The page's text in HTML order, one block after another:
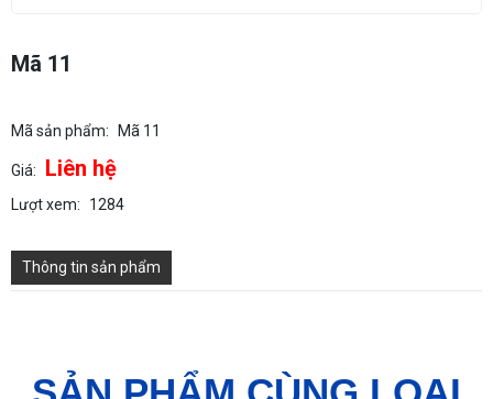
Mã 11
Mã sản phẩm: Mã 11
Giá: Liên hệ
Lượt xem: 1284
Thông tin sản phẩm